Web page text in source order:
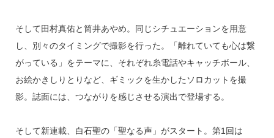
そして田村真佑と筒井あやめ。同じシチュエーションを用意
し、別々のタイミングで撮影を行った。「離れていても心は繋
がっている」をテーマに、それぞれ糸電話やキャッチボール、
お絵かきしりとりなど、ギミックを生かしたソロカットを撮
影。誌面には、つながりを感じさせる演出で登場する。
そして新連載、白石聖の「聖なる声」がスタート。第1回は